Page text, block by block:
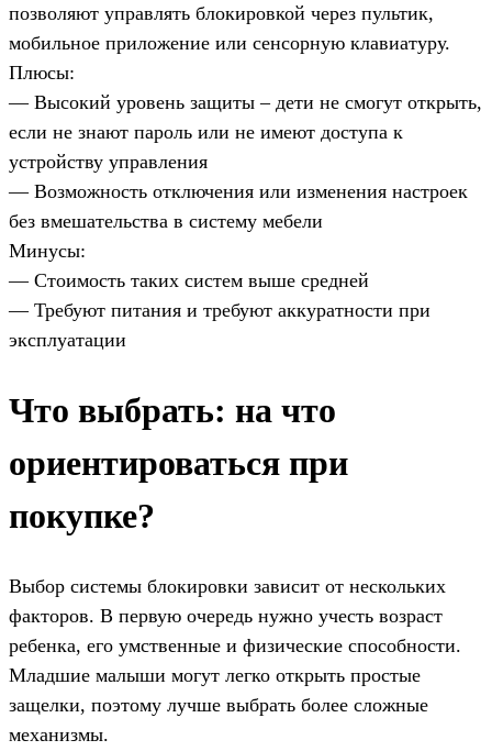
позволяют управлять блокировкой через пультик,
мобильное приложение или сенсорную клавиатуру.
Плюсы:
— Высокий уровень защиты – дети не смогут открыть,
если не знают пароль или не имеют доступа к
устройству управления
— Возможность отключения или изменения настроек
без вмешательства в систему мебели
Минусы:
— Стоимость таких систем выше средней
— Требуют питания и требуют аккуратности при
эксплуатации
Что выбрать: на что
ориентироваться при
покупке?
Выбор системы блокировки зависит от нескольких
факторов. В первую очередь нужно учесть возраст
ребенка, его умственные и физические способности.
Младшие малыши могут легко открыть простые
защелки, поэтому лучше выбрать более сложные
механизмы.